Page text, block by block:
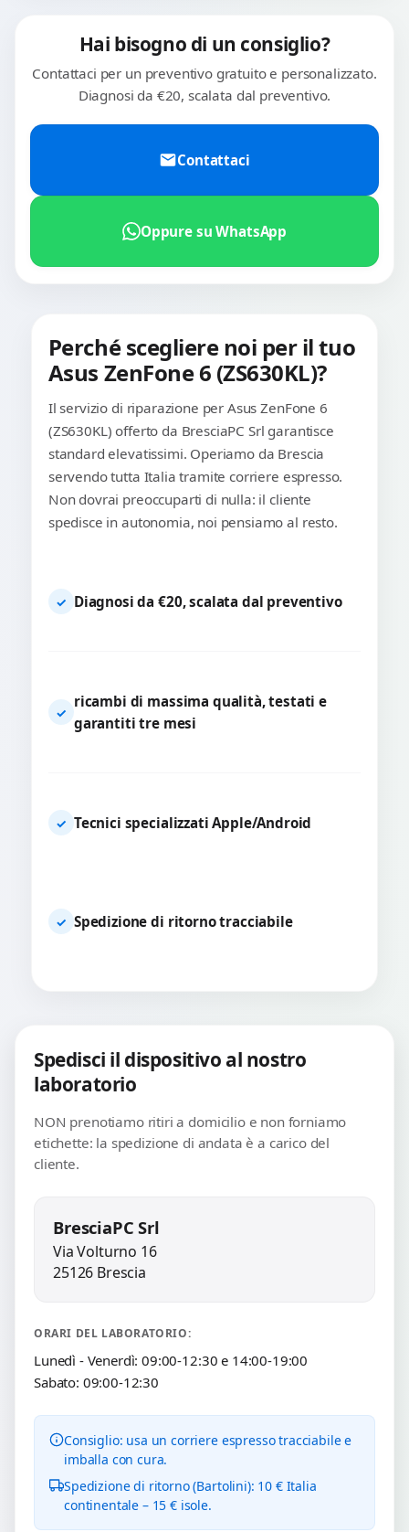
Hai bisogno di un consiglio?
Contattaci per un preventivo gratuito e personalizzato.
Diagnosi da €20, scalata dal preventivo.
Contattaci
Oppure su WhatsApp
Perché scegliere noi per il tuo
Asus ZenFone 6 (ZS630KL)?
Il servizio di riparazione per Asus ZenFone 6
(ZS630KL) offerto da BresciaPC Srl garantisce
standard elevatissimi. Operiamo da Brescia
servendo tutta Italia tramite corriere espresso.
Non dovrai preoccuparti di nulla: il cliente
spedisce in autonomia, noi pensiamo al resto.
✓ Diagnosi da €20, scalata dal preventivo
✓
ricambi di massima qualità, testati e
garantiti tre mesi
✓ Tecnici specializzati Apple/Android
✓ Spedizione di ritorno tracciabile
Spedisci il dispositivo al nostro
laboratorio
NON prenotiamo ritiri a domicilio e non forniamo
etichette: la spedizione di andata è a carico del
cliente.
BresciaPC Srl
Via Volturno 16
25126 Brescia
ORARI DEL LABORATORIO:
Lunedì - Venerdì: 09:00-12:30 e 14:00-19:00
Sabato: 09:00-12:30
Consiglio: usa un corriere espresso tracciabile e
imballa con cura.
Spedizione di ritorno (Bartolini): 10 € Italia
continentale – 15 € isole.